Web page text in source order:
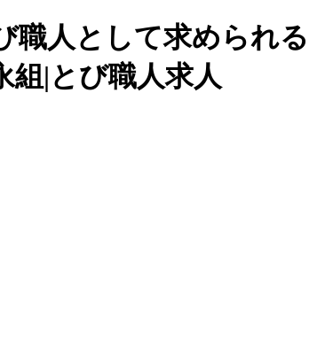
職人として求められ
組|とび職人求人